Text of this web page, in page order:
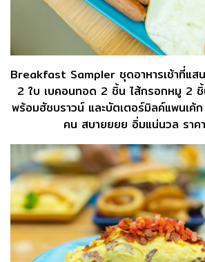
Breakfast Sampler ชุดอาหารเช้าที่แส
2 ใบ เบคอนทอด 2 ชิ้น ไส้กรอกหมู 2
พร้อมฮัชบราวน์ และบัตเตอร์มิลค์แพนเค้
คน สบายยยย อิ่มแน่นวล รา